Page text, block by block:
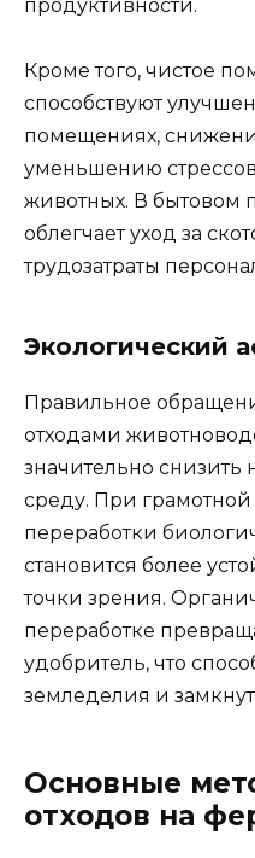
продуктивности.
Кроме того, чистое
способствуют
помещениях,
уменьшению
животных. В бытовом
облегчает уход за
трудозатраты
Экологический
Правильное
отходами
значительно
среду. При
переработки
становится более
точки зрения.
переработке
удобритель, что
земледелия и
Основные
отходов на